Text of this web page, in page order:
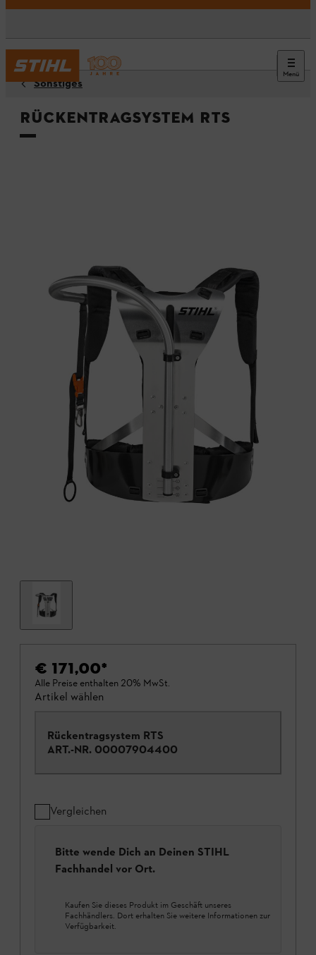
Menü
Sonstiges
Rückentragsystem RTS
€ 171,00*
Alle Preise enthalten 20% MwSt.
Artikel wählen
Rückentragsystem RTS
ART.-NR. 00007904400
Vergleichen
Bitte wende Dich an Deinen STIHL
Fachhandel vor Ort.
Kaufen Sie dieses Produkt im Geschäft unseres
Fachhändlers. Dort erhalten Sie weitere Informationen zur
Verfügbarkeit.